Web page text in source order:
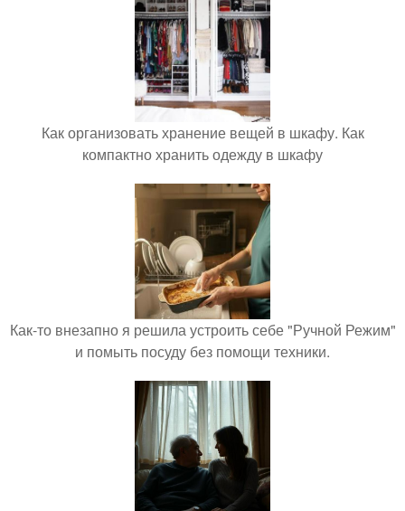
Как организовать хранение вещей в шкафу. Как
компактно хранить одежду в шкафу
Как-то внезапно я решила устроить себе "Ручной Режим"
и помыть посуду без помощи техники.